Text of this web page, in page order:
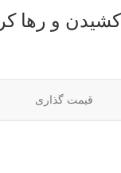
کشیدن و رها
قیمت گذاری